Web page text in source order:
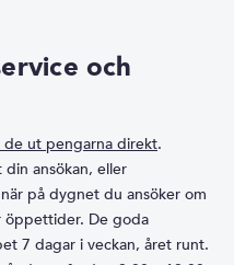
och
de ut pengarna direkt.
ansökan, eller
på dygnet du ansöker om
öppettider. De goda
7 dagar i veckan, året runt.